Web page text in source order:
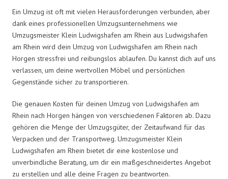
Ein Umzug ist oft mit vielen Herausforderungen verbunden, aber
dank eines professionellen Umzugsunternehmens wie
Umzugsmeister Klein Ludwigshafen am Rhein aus Ludwigshafen
am Rhein wird dein Umzug von Ludwigshafen am Rhein nach
Horgen stressfrei und reibungslos ablaufen. Du kannst dich auf uns
verlassen, um deine wertvollen Möbel und persönlichen
Gegenstände sicher zu transportieren.
Die genauen Kosten für deinen Umzug von Ludwigshafen am
Rhein nach Horgen hängen von verschiedenen Faktoren ab. Dazu
gehören die Menge der Umzugsgüter, der Zeitaufwand für das
Verpacken und der Transportweg. Umzugsmeister Klein
Ludwigshafen am Rhein bietet dir eine kostenlose und
unverbindliche Beratung, um dir ein maßgeschneidertes Angebot
zu erstellen und alle deine Fragen zu beantworten.